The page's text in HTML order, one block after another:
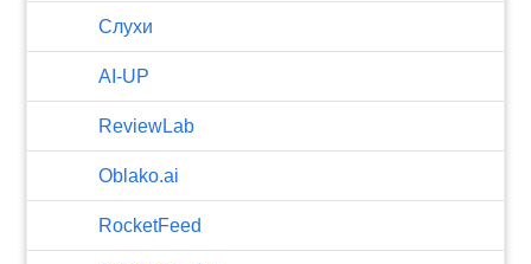
Слухи
AI-UP
ReviewLab
Oblako.ai
RocketFeed